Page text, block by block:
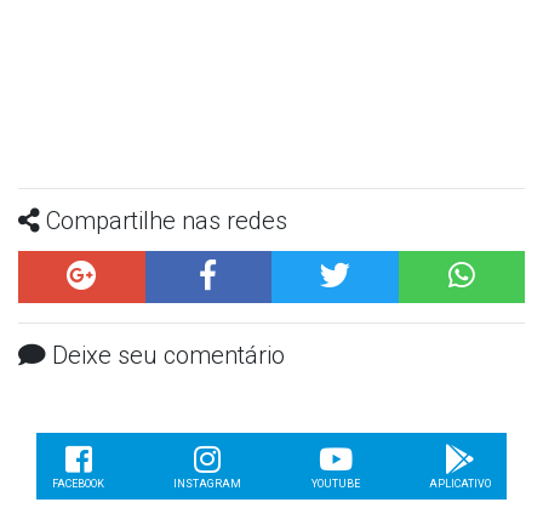
Compartilhe nas redes
Deixe seu comentário
FACEBOOK INSTAGRAM YOUTUBE APLICATIVO